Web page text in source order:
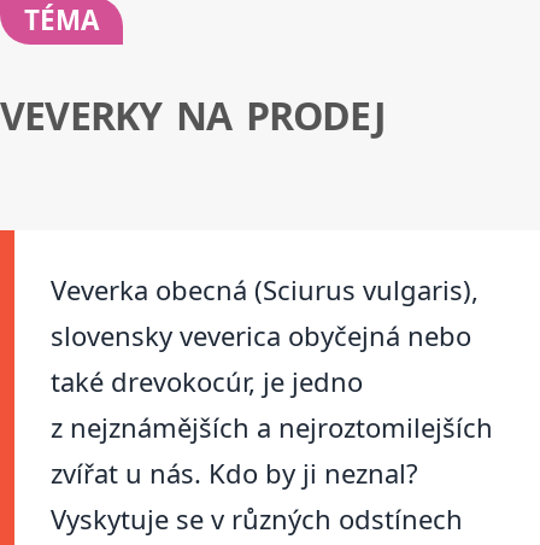
TÉMA
VEVERKY NA PRODEJ
Veverka obecná (Sciurus vulgaris),
slovensky veverica obyčejná nebo
také drevokocúr, je jedno
z nejznámějších a nejroztomilejších
zvířat u nás. Kdo by ji neznal?
Vyskytuje se v různých odstínech